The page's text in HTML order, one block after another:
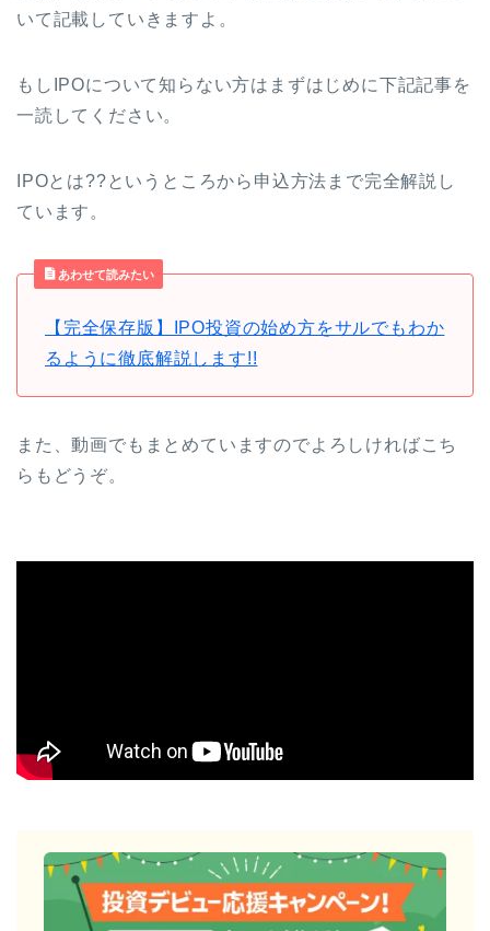
いて記載していきますよ。
もしIPOについて知らない方はまずはじめに下記記事を
一読してください。
IPOとは??というところから申込方法まで完全解説し
ています。
あわせて読みたい
【完全保存版】IPO投資の始め方をサルでもわか
るように徹底解説します!!
また、動画でもまとめていますのでよろしければこち
らもどうぞ。